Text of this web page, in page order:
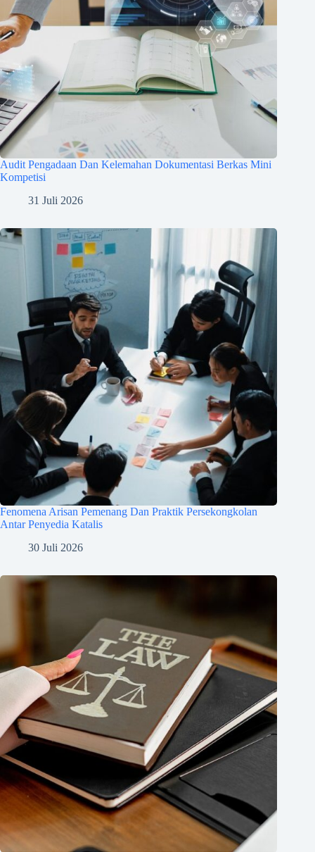
Audit Pengadaan Dan Kelemahan Dokumentasi Berkas Mini
Kompetisi
31 Juli 2026
Fenomena Arisan Pemenang Dan Praktik Persekongkolan
Antar Penyedia Katalis
30 Juli 2026